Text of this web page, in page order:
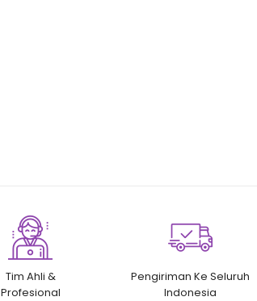
Tim Ahli &
Profesional
Pengiriman Ke Seluruh
Indonesia